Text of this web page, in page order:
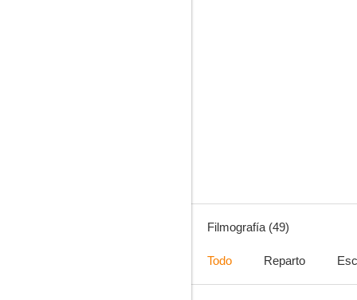
Filmografía (49)
Todo Reparto